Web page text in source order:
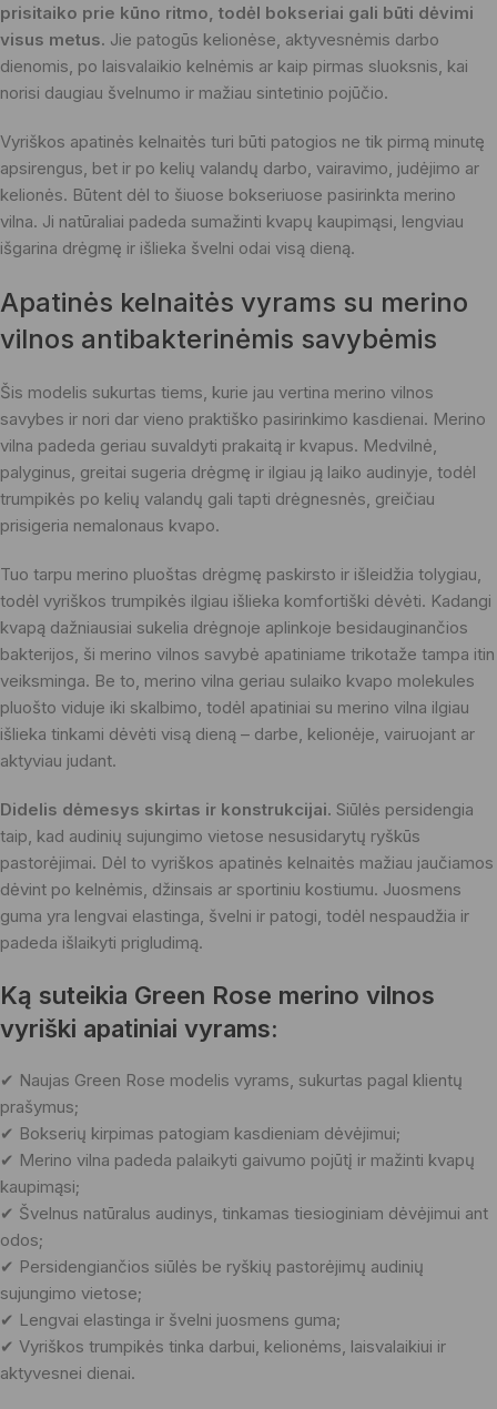
prisitaiko prie kūno ritmo, todėl bokseriai gali būti dėvimi
visus metus. Jie patogūs kelionėse, aktyvesnėmis darbo
dienomis, po laisvalaikio kelnėmis ar kaip pirmas sluoksnis, kai
norisi daugiau švelnumo ir mažiau sintetinio pojūčio.
Vyriškos apatinės kelnaitės turi būti patogios ne tik pirmą minutę
apsirengus, bet ir po kelių valandų darbo, vairavimo, judėjimo ar
kelionės. Būtent dėl to šiuose bokseriuose pasirinkta merino
vilna. Ji natūraliai padeda sumažinti kvapų kaupimąsi, lengviau
išgarina drėgmę ir išlieka švelni odai visą dieną.
Apatinės kelnaitės vyrams su merino
vilnos antibakterinėmis savybėmis
Šis modelis sukurtas tiems, kurie jau vertina merino vilnos
savybes ir nori dar vieno praktiško pasirinkimo kasdienai. Merino
vilna padeda geriau suvaldyti prakaitą ir kvapus. Medvilnė,
palyginus, greitai sugeria drėgmę ir ilgiau ją laiko audinyje, todėl
trumpikės po kelių valandų gali tapti drėgnesnės, greičiau
prisigeria nemalonaus kvapo.
Tuo tarpu merino pluoštas drėgmę paskirsto ir išleidžia tolygiau,
todėl vyriškos trumpikės ilgiau išlieka komfortiški dėvėti. Kadangi
kvapą dažniausiai sukelia drėgnoje aplinkoje besidauginančios
bakterijos, ši merino vilnos savybė apatiniame trikotaže tampa itin
veiksminga. Be to, merino vilna geriau sulaiko kvapo molekules
pluošto viduje iki skalbimo, todėl apatiniai su merino vilna ilgiau
išlieka tinkami dėvėti visą dieną – darbe, kelionėje, vairuojant ar
aktyviau judant.
Didelis dėmesys skirtas ir konstrukcijai. Siūlės persidengia
taip, kad audinių sujungimo vietose nesusidarytų ryškūs
pastorėjimai. Dėl to vyriškos apatinės kelnaitės mažiau jaučiamos
dėvint po kelnėmis, džinsais ar sportiniu kostiumu. Juosmens
guma yra lengvai elastinga, švelni ir patogi, todėl nespaudžia ir
padeda išlaikyti prigludimą.
Ką suteikia Green Rose merino vilnos
vyriški apatiniai vyrams:
✔ Naujas Green Rose modelis vyrams, sukurtas pagal klientų
prašymus;
✔ Bokserių kirpimas patogiam kasdieniam dėvėjimui;
✔ Merino vilna padeda palaikyti gaivumo pojūtį ir mažinti kvapų
kaupimąsi;
✔ Švelnus natūralus audinys, tinkamas tiesioginiam dėvėjimui ant
odos;
✔ Persidengiančios siūlės be ryškių pastorėjimų audinių
sujungimo vietose;
✔ Lengvai elastinga ir švelni juosmens guma;
✔ Vyriškos trumpikės tinka darbui, kelionėms, laisvalaikiui ir
aktyvesnei dienai.